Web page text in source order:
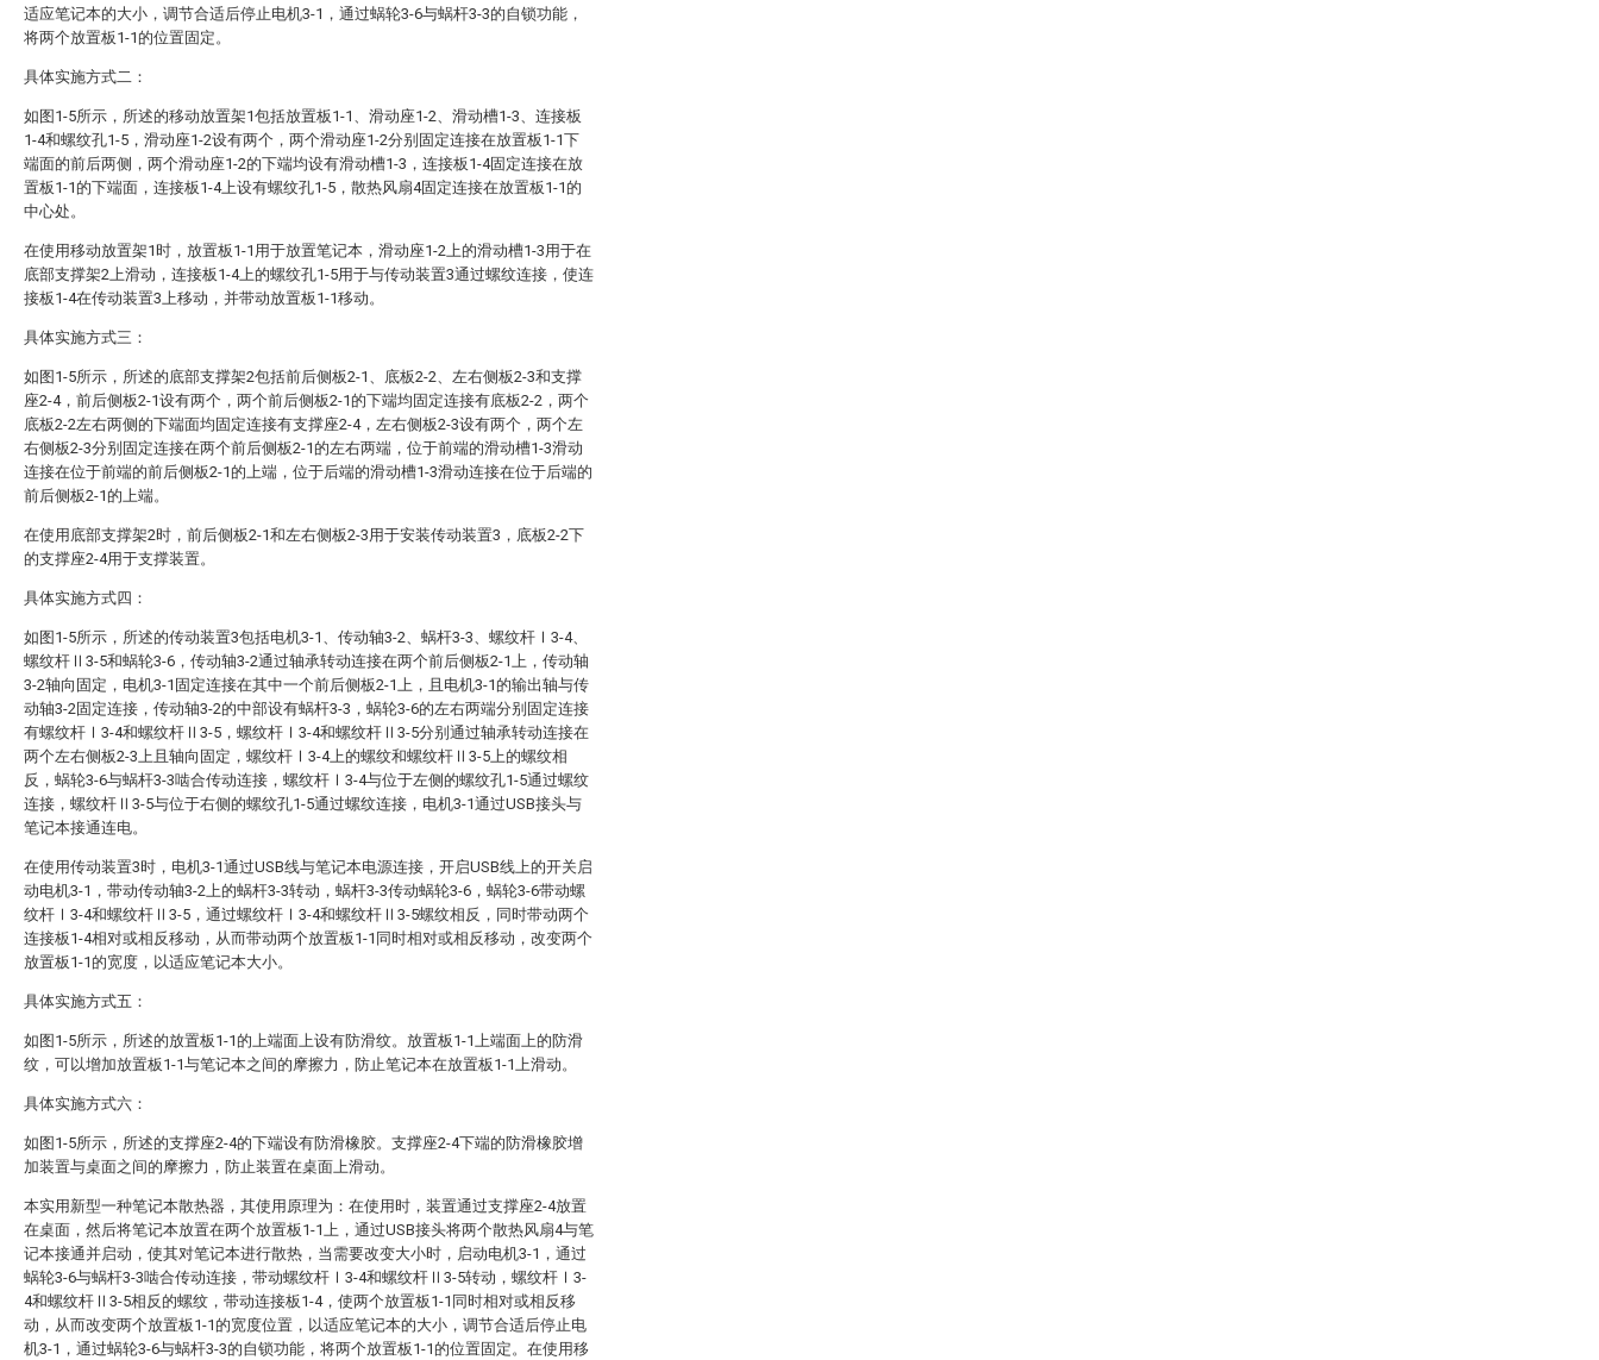
适应笔记本的大小，调节合适后停止电机3-1，通过蜗轮3-6与蜗杆3-3的自锁功能，
将两个放置板1-1的位置固定。
具体实施方式二：
如图1-5所示，所述的移动放置架1包括放置板1-1、滑动座1-2、滑动槽1-3、连接板
1-4和螺纹孔1-5，滑动座1-2设有两个，两个滑动座1-2分别固定连接在放置板1-1下
端面的前后两侧，两个滑动座1-2的下端均设有滑动槽1-3，连接板1-4固定连接在放
置板1-1的下端面，连接板1-4上设有螺纹孔1-5，散热风扇4固定连接在放置板1-1的
中心处。
在使用移动放置架1时，放置板1-1用于放置笔记本，滑动座1-2上的滑动槽1-3用于在
底部支撑架2上滑动，连接板1-4上的螺纹孔1-5用于与传动装置3通过螺纹连接，使连
接板1-4在传动装置3上移动，并带动放置板1-1移动。
具体实施方式三：
如图1-5所示，所述的底部支撑架2包括前后侧板2-1、底板2-2、左右侧板2-3和支撑
座2-4，前后侧板2-1设有两个，两个前后侧板2-1的下端均固定连接有底板2-2，两个
底板2-2左右两侧的下端面均固定连接有支撑座2-4，左右侧板2-3设有两个，两个左
右侧板2-3分别固定连接在两个前后侧板2-1的左右两端，位于前端的滑动槽1-3滑动
连接在位于前端的前后侧板2-1的上端，位于后端的滑动槽1-3滑动连接在位于后端的
前后侧板2-1的上端。
在使用底部支撑架2时，前后侧板2-1和左右侧板2-3用于安装传动装置3，底板2-2下
的支撑座2-4用于支撑装置。
具体实施方式四：
如图1-5所示，所述的传动装置3包括电机3-1、传动轴3-2、蜗杆3-3、螺纹杆Ⅰ3-4、
螺纹杆Ⅱ3-5和蜗轮3-6，传动轴3-2通过轴承转动连接在两个前后侧板2-1上，传动轴
3-2轴向固定，电机3-1固定连接在其中一个前后侧板2-1上，且电机3-1的输出轴与传
动轴3-2固定连接，传动轴3-2的中部设有蜗杆3-3，蜗轮3-6的左右两端分别固定连接
有螺纹杆Ⅰ3-4和螺纹杆Ⅱ3-5，螺纹杆Ⅰ3-4和螺纹杆Ⅱ3-5分别通过轴承转动连接在
两个左右侧板2-3上且轴向固定，螺纹杆Ⅰ3-4上的螺纹和螺纹杆Ⅱ3-5上的螺纹相
反，蜗轮3-6与蜗杆3-3啮合传动连接，螺纹杆Ⅰ3-4与位于左侧的螺纹孔1-5通过螺纹
连接，螺纹杆Ⅱ3-5与位于右侧的螺纹孔1-5通过螺纹连接，电机3-1通过USB接头与
笔记本接通连电。
在使用传动装置3时，电机3-1通过USB线与笔记本电源连接，开启USB线上的开关启
动电机3-1，带动传动轴3-2上的蜗杆3-3转动，蜗杆3-3传动蜗轮3-6，蜗轮3-6带动螺
纹杆Ⅰ3-4和螺纹杆Ⅱ3-5，通过螺纹杆Ⅰ3-4和螺纹杆Ⅱ3-5螺纹相反，同时带动两个
连接板1-4相对或相反移动，从而带动两个放置板1-1同时相对或相反移动，改变两个
放置板1-1的宽度，以适应笔记本大小。
具体实施方式五：
如图1-5所示，所述的放置板1-1的上端面上设有防滑纹。放置板1-1上端面上的防滑
纹，可以增加放置板1-1与笔记本之间的摩擦力，防止笔记本在放置板1-1上滑动。
具体实施方式六：
如图1-5所示，所述的支撑座2-4的下端设有防滑橡胶。支撑座2-4下端的防滑橡胶增
加装置与桌面之间的摩擦力，防止装置在桌面上滑动。
本实用新型一种笔记本散热器，其使用原理为：在使用时，装置通过支撑座2-4放置
在桌面，然后将笔记本放置在两个放置板1-1上，通过USB接头将两个散热风扇4与笔
记本接通并启动，使其对笔记本进行散热，当需要改变大小时，启动电机3-1，通过
蜗轮3-6与蜗杆3-3啮合传动连接，带动螺纹杆Ⅰ3-4和螺纹杆Ⅱ3-5转动，螺纹杆Ⅰ3-
4和螺纹杆Ⅱ3-5相反的螺纹，带动连接板1-4，使两个放置板1-1同时相对或相反移
动，从而改变两个放置板1-1的宽度位置，以适应笔记本的大小，调节合适后停止电
机3-1，通过蜗轮3-6与蜗杆3-3的自锁功能，将两个放置板1-1的位置固定。在使用移